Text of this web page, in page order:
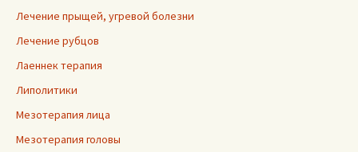
Лечение прыщей, угревой болезни
Лечение рубцов
Лаеннек терапия
Липолитики
Мезотерапия лица
Мезотерапия головы